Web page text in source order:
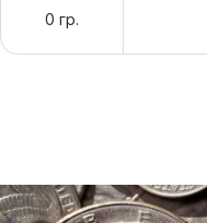
0 гр.